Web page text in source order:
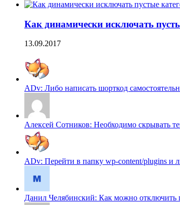
Как динамически исключать
13.09.2017
ADv: Либо написать шорткод
Алексей Сотников: Необходимо скрывать
ADv: Перейти в папку wp-content/plugins и
Данил Челябинский: Как можно отключить